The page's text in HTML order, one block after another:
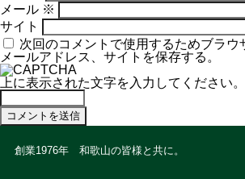
メール ※
サイト
次回のコメントで使用するためブラウ
メールアドレス、サイトを保存する。
上に表示された文字を入力してください。
創業1976年 和歌山の皆様と共に。